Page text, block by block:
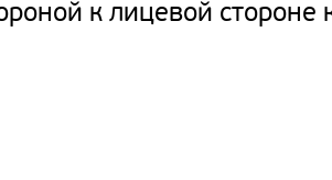
к лицевой стороне